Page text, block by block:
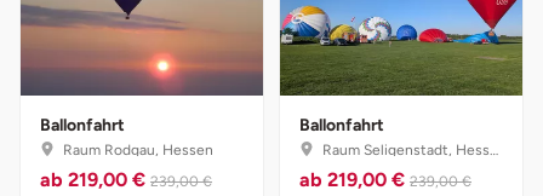
Ballonfahrt
Raum Rodgau, Hessen
ab 219,00 € 239,00 €
Ballonfahrt
Raum Seligenstadt, Hessen
ab 219,00 € 239,00 €